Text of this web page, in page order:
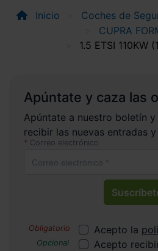
Inicio Coches de
CUPRA
1.5 ETSI 110KW
Apúntate y caza las
Apúntate a nuestro boletín
recibir las nuevas entradas
Correo electrónico
Acepto la
Acepto